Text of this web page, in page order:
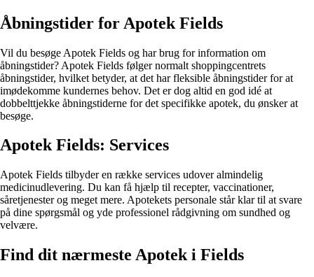
Åbningstider for Apotek Fields
Vil du besøge Apotek Fields og har brug for information om
åbningstider? Apotek Fields følger normalt shoppingcentrets
åbningstider, hvilket betyder, at det har fleksible åbningstider for at
imødekomme kundernes behov. Det er dog altid en god idé at
dobbelttjekke åbningstiderne for det specifikke apotek, du ønsker at
besøge.
Apotek Fields: Services
Apotek Fields tilbyder en række services udover almindelig
medicinudlevering. Du kan få hjælp til recepter, vaccinationer,
såretjenester og meget mere. Apotekets personale står klar til at svare
på dine spørgsmål og yde professionel rådgivning om sundhed og
velvære.
Find dit nærmeste Apotek i Fields